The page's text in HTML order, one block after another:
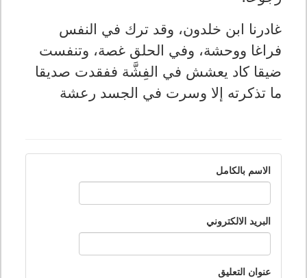
غادرنا ابن خلدون، وقد ترك في النفس
فراغا ووحشة، وفي الحلق غصة، وتنفست
ضيقا كاد يعشش في الفِشَّة ففقدت صديقا
ما تذكرته إلا وسرت في الجسد رعشة
الاسم بالكامل
البريد الالكتروني
عنوان التعليق